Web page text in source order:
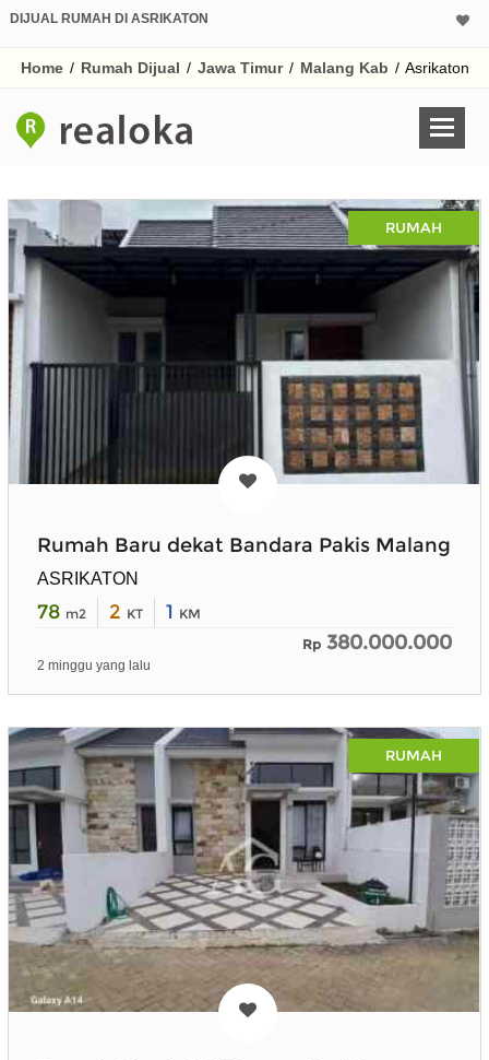
DIJUAL RUMAH DI ASRIKATON
Home / Rumah Dijual / Jawa Timur / Malang Kab / Asrikaton
RUMAH
Rumah Baru dekat Bandara Pakis Malang
ASRIKATON
78 m2 2 KT 1 KM
Rp 380.000.000
2 minggu yang lalu
RUMAH